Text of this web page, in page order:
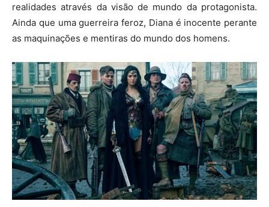
realidades através da visão de mundo da protagonista.
Ainda que uma guerreira feroz, Diana é inocente perante
as maquinações e mentiras do mundo dos homens.